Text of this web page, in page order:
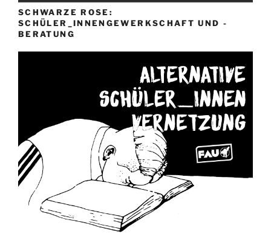
SCHWARZE ROSE:
SCHÜLER_INNENGEWERKSCHAFT UND -
BERATUNG